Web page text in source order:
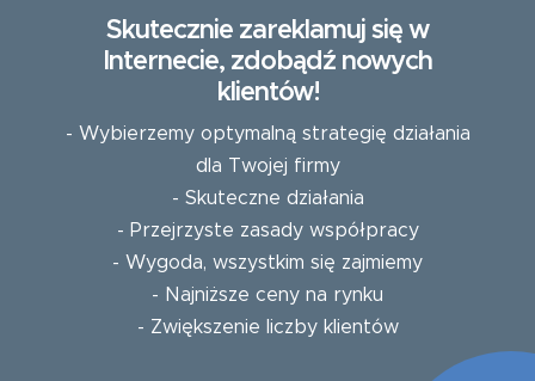
Skutecznie zareklamuj się w
Internecie, zdobądź nowych
klientów!
- Wybierzemy optymalną strategię działania
dla Twojej firmy
- Skuteczne działania
- Przejrzyste zasady współpracy
- Wygoda, wszystkim się zajmiemy
- Najniższe ceny na rynku
- Zwiększenie liczby klientów